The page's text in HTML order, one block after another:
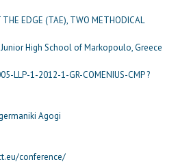
EDGE (TAE), TWO METHODICAL
High School of Markopoulo, Greece
LLP-1-2012-1-GR-COMENIUS-CMP ?
Agogi
conference/